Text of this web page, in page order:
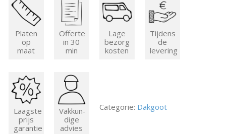
Platen
op
maat
Offerte
in 30
min
Lage
bezorg
kosten
Tijdens
de
levering
Laagste
prijs
garantie
Vakkun-
dige
advies
Categorie: Dakgoot